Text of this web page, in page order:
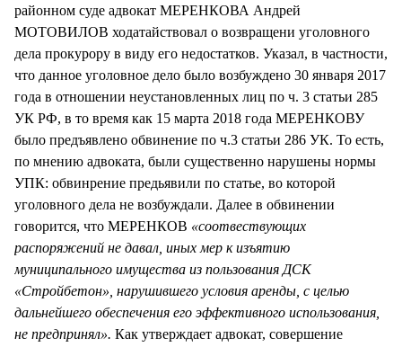
районном суде адвокат МЕРЕНКОВА Андрей
МОТОВИЛОВ ходатайствовал о возвращени уголовного
дела прокурору в виду его недостатков. Указал, в частности,
что данное уголовное дело было возбуждено 30 января 2017
года в отношении неустановленных лиц по ч. 3 статьи 285
УК РФ, в то время как 15 марта 2018 года МЕРЕНКОВУ
было предъявлено обвинение по ч.3 статьи 286 УК. То есть,
по мнению адвоката, были существенно нарушены нормы
УПК: обвинрение предьявили по статье, во которой
уголовного дела не возбуждали. Далее в обвинении
говорится, что МЕРЕНКОВ «соотвествующих
распоряжений не давал, иных мер к изъятию
муниципального имущества из пользования ДСК
«Стройбетон», нарушившего условия аренды, с целью
дальнейшего обеспечения его эффективного использования,
не предпринял». Как утверждает адвокат, совершение